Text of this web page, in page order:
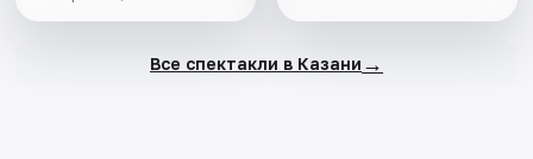
Все спектакли в Казани →